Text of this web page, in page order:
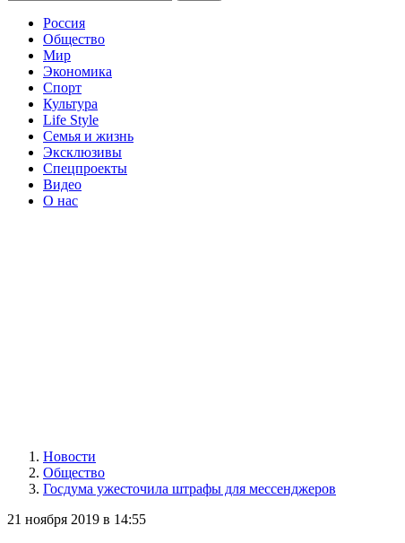
Россия
Общество
Мир
Экономика
Спорт
Культура
Life Style
Семья и жизнь
Эксклюзивы
Спецпроекты
Видео
О нас
Новости
Общество
Госдума ужесточила штрафы для мессенджеров
21 ноября 2019 в 14:55